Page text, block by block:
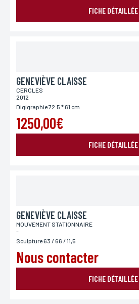
FICHE DÉTAILLÉE
GENEVIÈVE CLAISSE
CERCLES
2012
Digigraphie 72.5 * 61 cm
1250,00€
FICHE DÉTAILLÉE
GENEVIÈVE CLAISSE
MOUVEMENT STATIONNAIRE
-
Sculpture 63 / 66 / 11,5
Nous contacter
FICHE DÉTAILLÉE